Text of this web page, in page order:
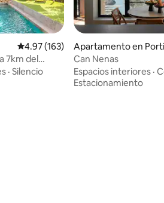
Calificación promedio: 4.97 de 5,
4.97 (163)
· Silencio
Apartamento en
Can Nenas
Espacios interiores ·
Estacionamiento